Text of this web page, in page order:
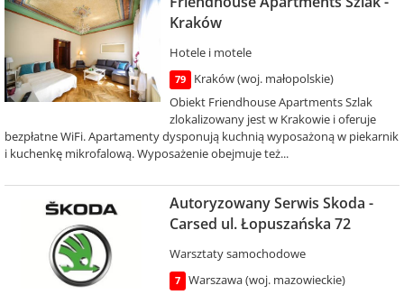
Kraków
Hotele i motele
79
Kraków (woj. małopolskie)
Obiekt Friendhouse Apartments Szlak
zlokalizowany jest w Krakowie i oferuje
bezpłatne WiFi. Apartamenty dysponują kuchnią wyposażoną w piekarnik
i kuchenkę mikrofalową. Wyposażenie obejmuje też...
Autoryzowany Serwis Skoda -
Carsed ul. Łopuszańska 72
Warsztaty samochodowe
7 Warszawa (woj. mazowieckie)